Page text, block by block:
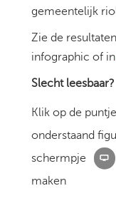
gemeentelijk
Zie de
infographic of in
Slecht leesbaar?
Klik op de
onderstaand
schermpje
maken